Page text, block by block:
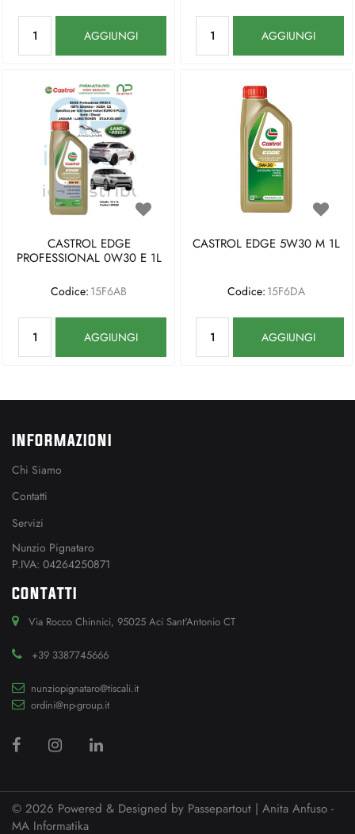
AGGIUNGI AGGIUNGI
CASTROL EDGE
PROFESSIONAL 0W30 E 1L
Codice: 15F6AB
AGGIUNGI
CASTROL EDGE 5W30 M 1L
Codice: 15F6DA
AGGIUNGI
INFORMAZIONI
Chi Siamo
Contatti
Servizi
Nunzio Pignataro
P.IVA: 04264250871
CONTATTI
Via Rocco Chinnici, 95025 Aci Sant'Antonio CT
+39 3387745666
nunziopignataro@tiscali.it
ordini@np-group.it
© 2026 Powered & Designed by Passepartout | Anita Anfuso -
MA Informatika